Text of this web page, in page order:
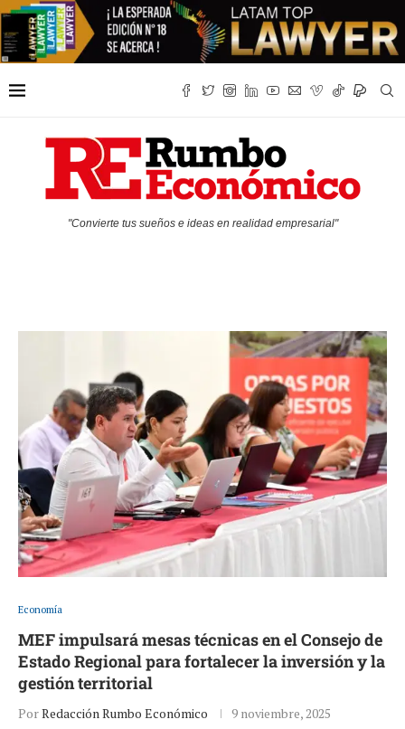
"Convierte tus sueños e ideas en realidad empresarial"
Economía
MEF impulsará mesas técnicas en el Consejo de
Estado Regional para fortalecer la inversión y la
gestión territorial
PorRedacción Rumbo Económico 9 noviembre, 2025